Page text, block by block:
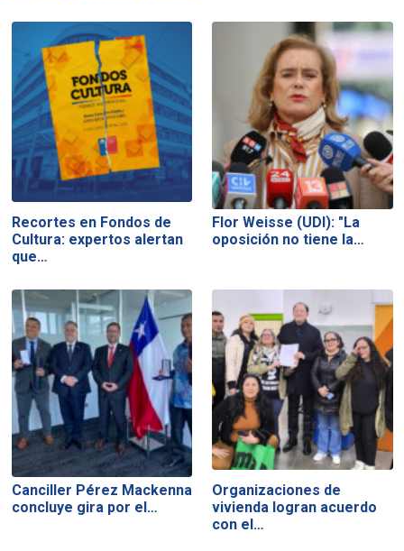
Recortes en Fondos de
Cultura: expertos alertan
que…
Flor Weisse (UDI): "La
oposición no tiene la…
Canciller Pérez Mackenna
concluye gira por el…
Organizaciones de
vivienda logran acuerdo
con el…